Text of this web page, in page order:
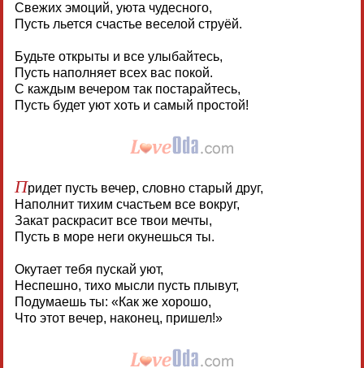
Свежих эмоций, уюта чудесного,
Пусть льется счастье веселой струёй.
Будьте открыты и все улыбайтесь,
Пусть наполняет всех вас покой.
С каждым вечером так постарайтесь,
Пусть будет уют хоть и самый простой!
Придет пусть вечер, словно старый друг,
Наполнит тихим счастьем все вокруг,
Закат раскрасит все твои мечты,
Пусть в море неги окунешься ты.
Окутает тебя пускай уют,
Неспешно, тихо мысли пусть плывут,
Подумаешь ты: «Как же хорошо,
Что этот вечер, наконец, пришел!»